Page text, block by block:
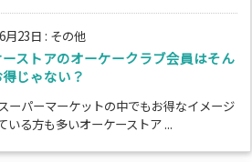
月23日 : その他
ストアのオーケークラブ会員はそん
じゃない？
ーパーマーケットの中でもお得なイメージ
いる方も多いオーケーストア ...